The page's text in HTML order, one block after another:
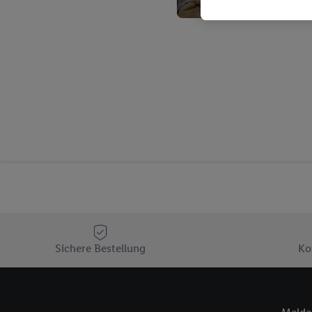
Sichere Bestellung
Kaufverhalten in den
genauen
Hierzu wird von uns
Adresse in
den Lidl-Diensten
Wenn das der Fall ist,
Kundenkonto-
Insbesondere können